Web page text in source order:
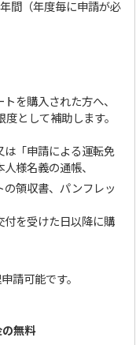
（年度毎に申請が必
を購入された方へ、
として補助します。
「申請による運転免
様名義の通帳、
書、パンフレッ
を受けた日以降に購
請可能です。
の無料